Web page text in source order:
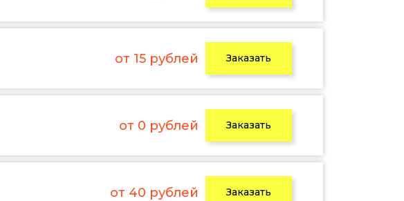
от 15 рублей Заказать
от 0 рублей Заказать
от 40 рублей Заказать